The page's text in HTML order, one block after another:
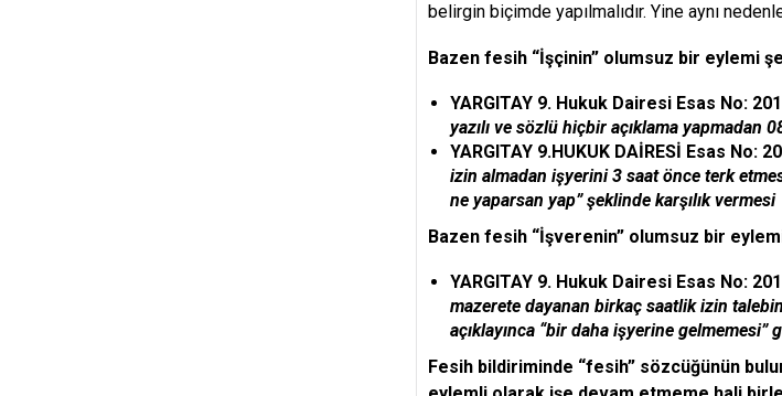
belirgin biçimde yapılmalıdır. Yine aynı
Bazen fesih “İşçinin” olumsuz bir eylemi
YARGITAY 9. Hukuk Dairesi Esas No:
yazılı ve sözlü hiçbir açıklama
YARGITAY 9.HUKUK DAİRESİ Esas No:
izin almadan işyerini 3 saat önce terk
ne yaparsan yap” şeklinde karşılık vermesi
Bazen fesih “İşverenin” olumsuz bir
YARGITAY 9. Hukuk Dairesi Esas No:
mazerete dayanan birkaç saatlik izin
açıklayınca “bir daha işyerine
Fesih bildiriminde “fesih” sözcüğünün